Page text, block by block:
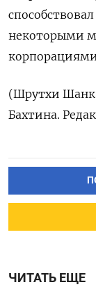
некоторыми
(Шрутхи
Бахтина.
ЧИТАТЬ ЕЩЕ